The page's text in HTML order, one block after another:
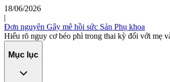
18/06/2026
|
Đơn nguyên Gây mê hồi sức Sản Phụ khoa
Hiểu rõ nguy cơ béo phì trong thai kỳ đối với mẹ
Mục lục